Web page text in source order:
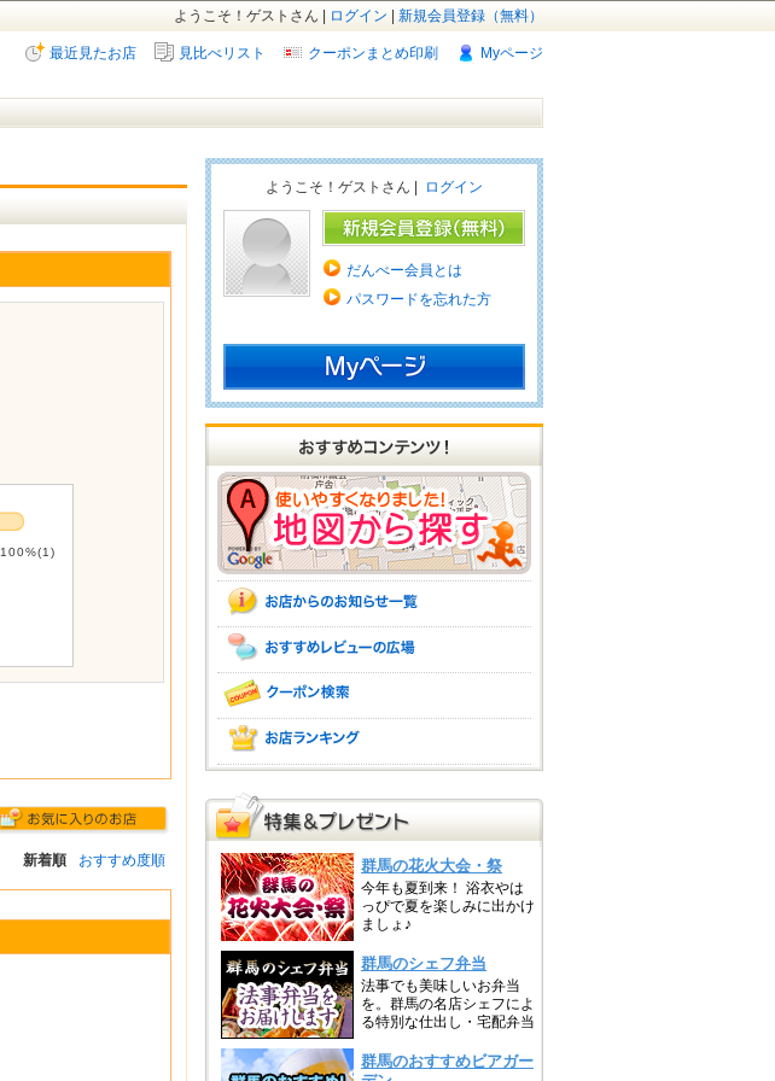
新規会員登録（無料）
ログイン
ようこそ！ゲストさん |
Myページ
クーポンまとめ印刷
見比べリスト
最近見たお店
100%(1)
おすすめ度順
新着順
ようこそ！ゲストさん | ログイン
だんべー会員とは
パスワードを忘れた方